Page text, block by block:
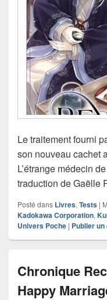
Le traitement fourni
son nouveau cachet
L’étrange médecin
traduction de Gaëlle
Posté dans Livres, Tests |
Kadokawa Corporation,
Univers Poche | Publier
Chronique
Happy